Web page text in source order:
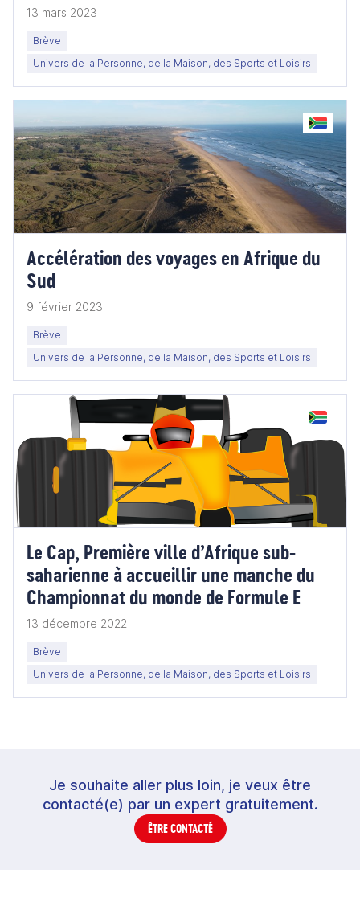
13 mars 2023
Brève
Univers de la Personne, de la Maison, des Sports et Loisirs
Accélération des voyages en Afrique du
Sud
9 février 2023
Brève
Univers de la Personne, de la Maison, des Sports et Loisirs
Le Cap, Première ville d’Afrique sub-
saharienne à accueillir une manche du
Championnat du monde de Formule E
13 décembre 2022
Brève
Univers de la Personne, de la Maison, des Sports et Loisirs
Je souhaite aller plus loin, je veux être
contacté(e) par un expert gratuitement.
ÊTRE CONTACTÉ